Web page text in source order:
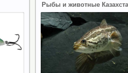
Рыбы и животные